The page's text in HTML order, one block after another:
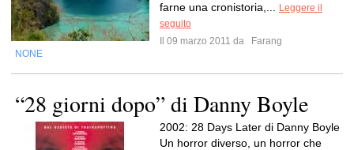
farne una cronistoria,...
Leggere il
seguito
Il 09 marzo 2011 da
Farang
NONE
“28 giorni dopo” di Danny Boyle
2002: 28 Days Later di Danny Boyle
Un horror diverso, un horror che